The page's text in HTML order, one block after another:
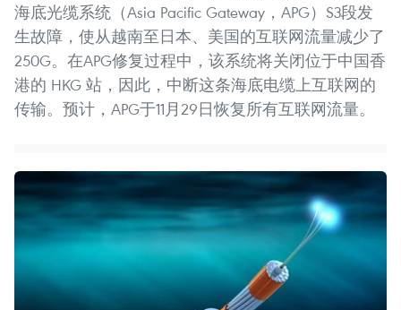
海底光缆系统（Asia Pacific Gateway，APG）S3段发
生故障，使从越南至日本、美国的互联网流量减少了
250G。在APG修复过程中，该系统将关闭位于中国香
港的 HKG 站，因此，中断这条海底电缆上互联网的
传输。预计，APG于11月29日恢复所有互联网流量。